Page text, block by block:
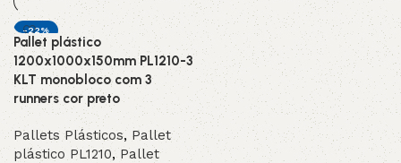
-22%
Pallet plástico
1200x1000x150mm PL1210-3
KLT monobloco com 3
runners cor preto
Pallets Plásticos, Pallet
plástico PL1210,Pallet